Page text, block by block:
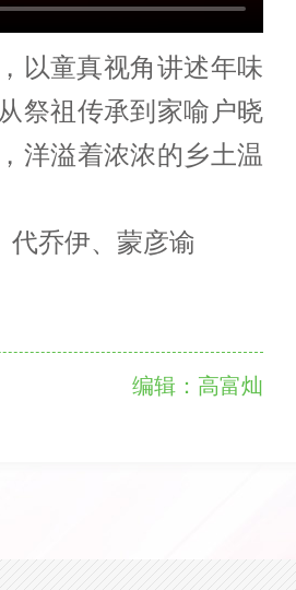
以童真视角讲述年味
祭祖传承到家喻户晓
洋溢着浓浓的乡土温
代乔伊、蒙彦谕
编辑：高富灿
订阅